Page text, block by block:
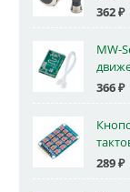
362₽
MW-
366₽
289₽